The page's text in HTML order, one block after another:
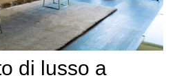
di lusso a